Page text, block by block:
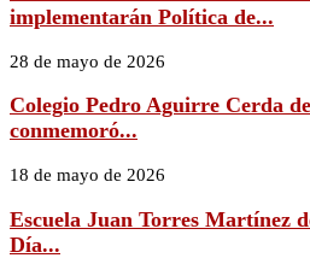
implementarán Política de...
28 de mayo de 2026
Colegio Pedro Aguirre Cerda
conmemoró...
18 de mayo de 2026
Escuela Juan Torres Martínez
Día...